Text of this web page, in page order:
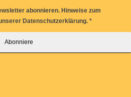
abonnieren. Hinweise zum
Datenschutzerklärung. *